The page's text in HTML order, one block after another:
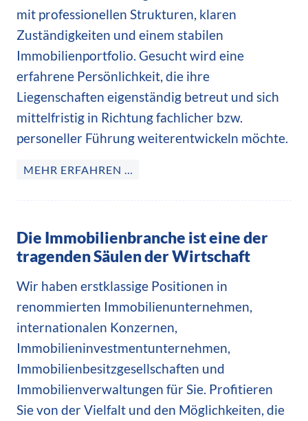
mit professionellen Strukturen, klaren
Zuständigkeiten und einem stabilen
Immobilienportfolio. Gesucht wird eine
erfahrene Persönlichkeit, die ihre
Liegenschaften eigenständig betreut und sich
mittelfristig in Richtung fachlicher bzw.
personeller Führung weiterentwickeln möchte.
MEHR ERFAHREN …
Die Immobilienbranche ist eine der
tragenden Säulen der Wirtschaft
Wir haben erstklassige Positionen in
renommierten Immobilienunternehmen,
internationalen Konzernen,
Immobilieninvestmentunternehmen,
Immobilienbesitzgesellschaften und
Immobilienverwaltungen für Sie. Profitieren
Sie von der Vielfalt und den Möglichkeiten, die